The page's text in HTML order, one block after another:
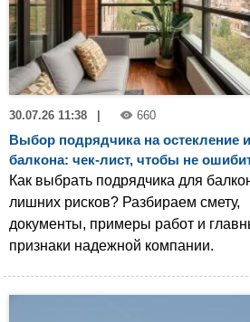
30.07.26 11:38 660
Выбор подрядчика на остекление
балкона: чек-лист, чтобы не
Как выбрать подрядчика для
лишних рисков? Разбираем смету,
документы, примеры работ и
признаки надежной компании.